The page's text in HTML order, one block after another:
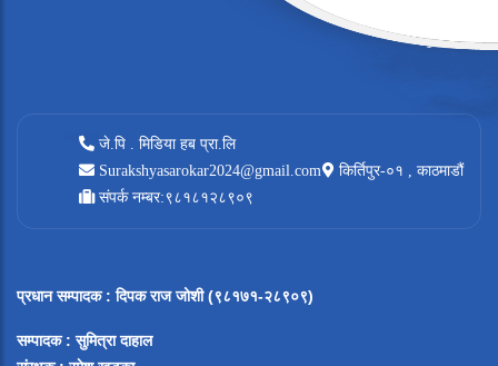
जे.पि . मिडिया हब प्रा.लि
Surakshyasarokar2024@gmail.com
किर्तिपुर-०१ , काठमाडौं
संपर्क नम्बर:९८१८१२८९०९
प्रधान सम्पादक: दिपक राज जोशी (९८१७१-२८९०९)
सम्पादक : सुमित्रा दाहाल